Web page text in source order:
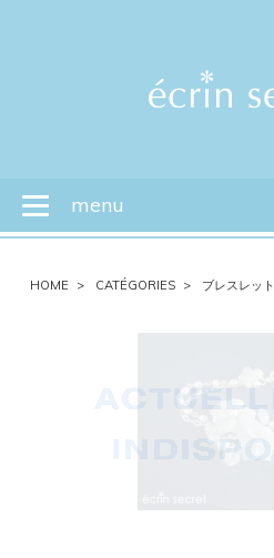
Toggle
navigation
menu
HOME CATÉGORIES ブレスレット